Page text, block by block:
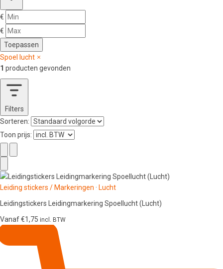
€
€
Toepassen
Spoel lucht
1 producten gevonden
Filters
Sorteren:
Toon prijs:
Leiding stickers / Markeringen · Lucht
Leidingstickers Leidingmarkering Spoellucht (Lucht)
Vanaf€1,75 incl. BTW